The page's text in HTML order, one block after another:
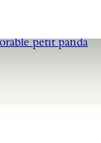
petit panda